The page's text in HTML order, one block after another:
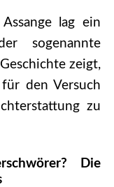
lag ein
sogenannte
zeigt,
den Versuch
zu
Die